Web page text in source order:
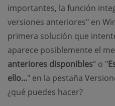
importantes, la función
versiones anteriores" en
primera solución que
aparece posiblemente el
anteriores disponibles" o "
ello..." en la pestaña
¿qué puedes hacer?